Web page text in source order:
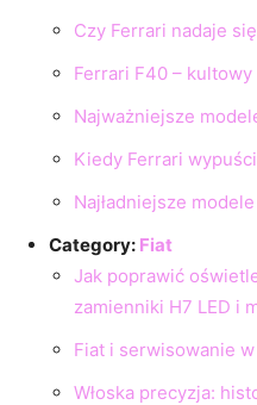
Czy Ferrari nadaje
Ferrari F40 –
Najważniejsze
Kiedy Ferrari
Najładniejsze
Category: Fiat
Jak poprawić
zamienniki H7 LED i
Fiat i serwisowanie w
Włoska precyzja: